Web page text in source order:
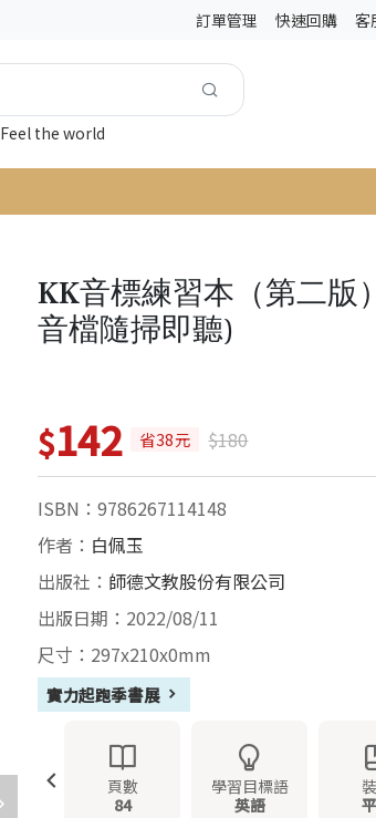
訂單管理 快速回購 客
Feel the world
KK音標練習本（第二版
音檔隨掃即聽)
$142 省38元 $180
ISBN：9786267114148
作者： 白佩玉
出版社： 師德文教股份有限公司
出版日期：2022/08/11
尺寸：297x210x0mm
實力起跑季書展
頁數
84
學習目標語
英語